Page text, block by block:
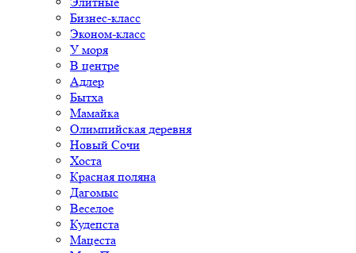
Бизнес-класс
Эконом-класс
У моря
В центре
Адлер
Бытха
Мамайка
Олимпийская деревня
Новый Сочи
Хоста
Красная поляна
Дагомыс
Веселое
Кудепста
Мацеста